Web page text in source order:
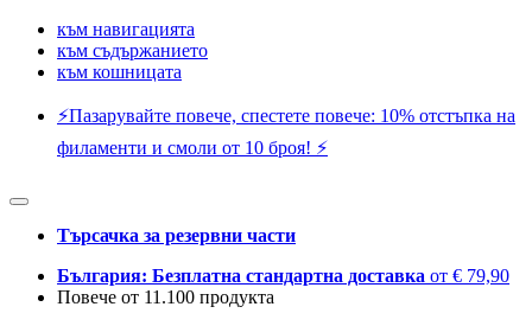
към навигацията
към съдържанието
към кошницата
⚡️Пазарувайте повече, спестете повече: 10% отстъпка на
филаменти и смоли от 10 броя! ⚡️
Търсачка за резервни части
България: Безплатна стандартна доставка от € 79,90
Повече от 11.100 продукта